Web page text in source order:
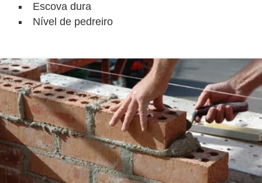
Escova dura
Nível de pedreiro